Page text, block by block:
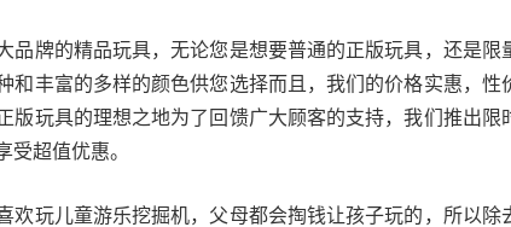
品牌的精品玩具，无论您是想要普通的正版玩具，还是限
和丰富的多样的颜色供您选择而且，我们的价格实惠，性
版玩具的理想之地为了回馈广大顾客的支持，我们推出限
受超值优惠。
欢玩儿童游乐挖掘机，父母都会掏钱让孩子玩的，所以除